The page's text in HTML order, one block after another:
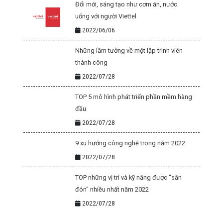
Đổi mới, sáng tạo như cơm ăn, nước
uống với người Viettel
2022/06/06
Những lầm tưởng về một lập trình viên
thành công
2022/07/28
TOP 5 mô hình phát triển phần mềm hàng
đầu
2022/07/28
9 xu hướng công nghệ trong năm 2022
2022/07/28
TOP những vị trí và kỹ năng được "săn
đón" nhiều nhất năm 2022
2022/07/28